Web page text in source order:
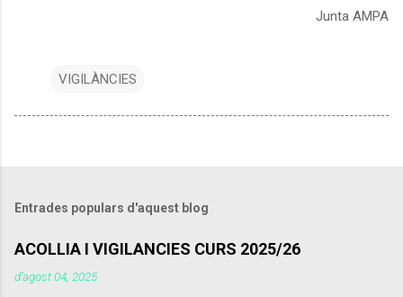
Junta AMPA
VIGILÀNCIES
Entrades populars d'aquest blog
ACOLLIA I VIGILANCIES CURS 2025/26
d’agost 04, 2025